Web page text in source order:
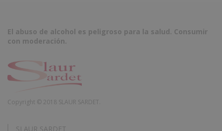
El abuso de alcohol es peligroso para la salud. Consumir
con moderación.
Copyright © 2018 SLAUR SARDET.
SLAUR SARDET